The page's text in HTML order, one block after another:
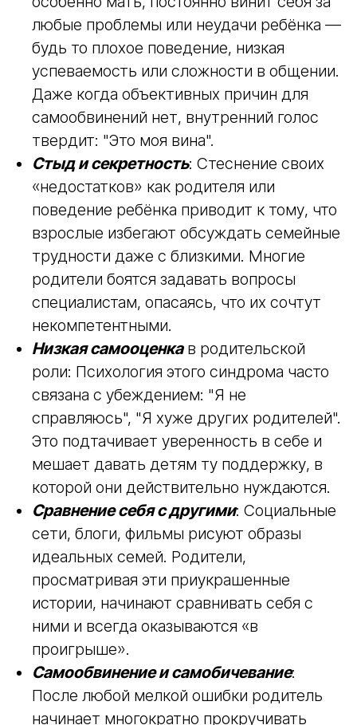
Суть и проявления синдрома
«плохой мамы/папы»
Постоянное чувство вины: Родитель,
особенно мать, постоянно винит себя за
любые проблемы или неудачи ребёнка —
будь то плохое поведение, низкая
успеваемость или сложности в общении.
Даже когда объективных причин для
самообвинений нет, внутренний голос
твердит: "Это моя вина".
Стыд и секретность: Стеснение своих
«недостатков» как родителя или
поведение ребёнка приводит к тому, что
взрослые избегают обсуждать семейные
трудности даже с близкими. Многие
родители боятся задавать вопросы
специалистам, опасаясь, что их сочтут
некомпетентными.
Низкая самооценкав родительской
роли: Психология этого синдрома часто
связана с убеждением: "Я не
справляюсь", "Я хуже других родителей".
Это подтачивает уверенность в себе и
мешает давать детям ту поддержку, в
которой они действительно нуждаются.
Сравнение себя с другими: Социальные